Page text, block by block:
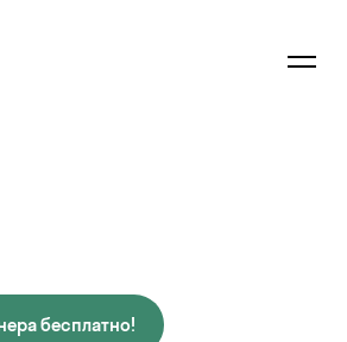
бесплатно!